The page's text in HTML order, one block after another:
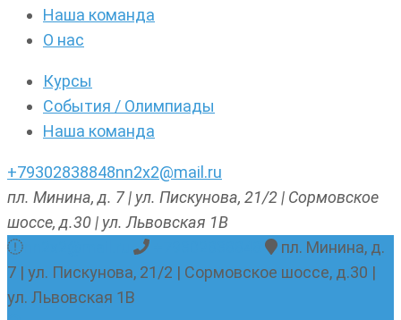
Наша команда
О нас
Курсы
События / Олимпиады
Наша команда
+79302838848nn2x2@mail.ru
пл. Минина, д. 7 | ул. Пискунова, 21/2 | Сормовское
шоссе, д.30 | ул. Львовская 1В
пл. Минина, д.
7 | ул. Пискунова, 21/2 | Сормовское шоссе, д.30 |
ул. Львовская 1В